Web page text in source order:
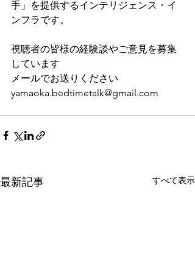
手」を提供するインテリジェンス・イ
ンフラです。
視聴者の皆様の経験談やご意見を募集
しています
メールでお送りください
yamaoka.bedtimetalk@gmail.com
最新記事 すべて表示